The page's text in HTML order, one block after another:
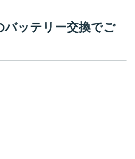
ッテリー交換でご